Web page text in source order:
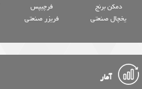
دمکن برنج
یخچال صنعتی
فرچیپس
فریزر صنعتی
آمار